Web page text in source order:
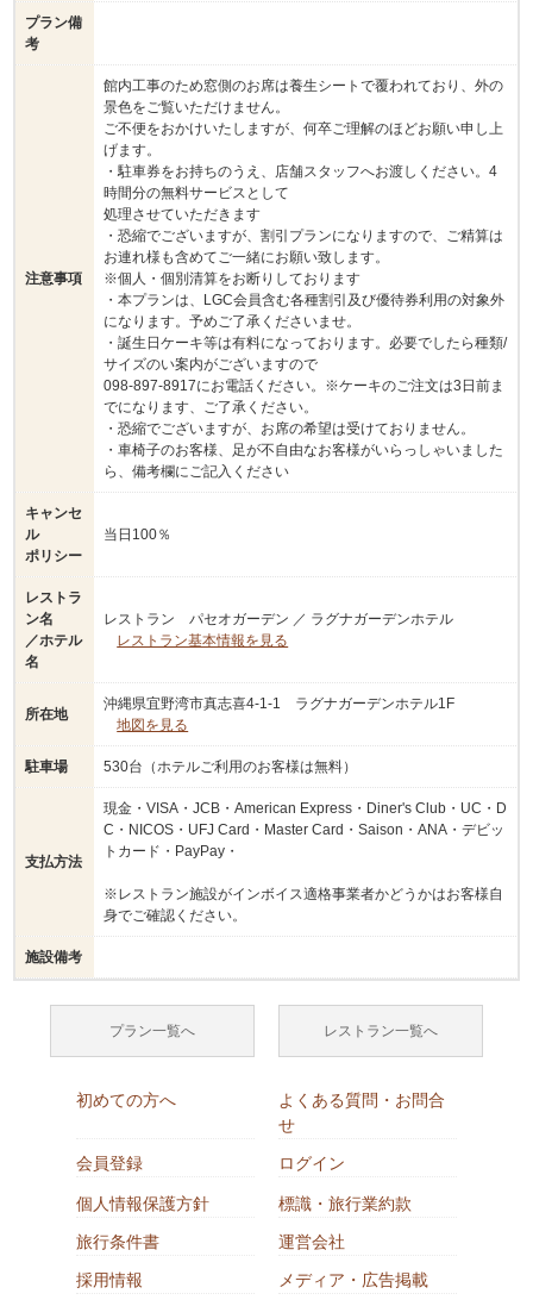
プラン備
考
注意事項
館内工事のため窓側のお席は養生シートで覆われており、外の
景色をご覧いただけません。
ご不便をおかけいたしますが、何卒ご理解のほどお願い申し上
げます。
・駐車券をお持ちのうえ、店舗スタッフへお渡しください。4
時間分の無料サービスとして
処理させていただきます
・恐縮でございますが、割引プランになりますので、ご精算は
お連れ様も含めてご一緒にお願い致します。
※個人・個別清算をお断りしております
・本プランは、LGC会員含む各種割引及び優待券利用の対象外
になります。予めご了承くださいませ。
・誕生日ケーキ等は有料になっております。必要でしたら種類/
サイズのい案内がございますので
098-897-8917にお電話ください。※ケーキのご注文は3日前ま
でになります、ご了承ください。
・恐縮でございますが、お席の希望は受けておりません。
・車椅子のお客様、足が不自由なお客様がいらっしゃいました
ら、備考欄にご記入ください
キャンセ
ル
ポリシー
当日100％
レストラ
ン名
／ホテル
名
レストラン パセオガーデン ／ ラグナガーデンホテル
レストラン基本情報を見る
所在地
沖縄県宜野湾市真志喜4-1-1 ラグナガーデンホテル1F
地図を見る
駐車場 530台（ホテルご利用のお客様は無料）
支払方法
現金・VISA・JCB・American Express・Diner's Club・UC・D
C・NICOS・UFJ Card・Master Card・Saison・ANA・デビッ
トカード・PayPay・
※レストラン施設がインボイス適格事業者かどうかはお客様自
身でご確認ください。
施設備考
プラン一覧へ レストラン一覧へ
初めての方へ
よくある質問・お問合
せ
会員登録
ログイン
個人情報保護方針
標識・旅行業約款
旅行条件書
運営会社
採用情報
メディア・広告掲載